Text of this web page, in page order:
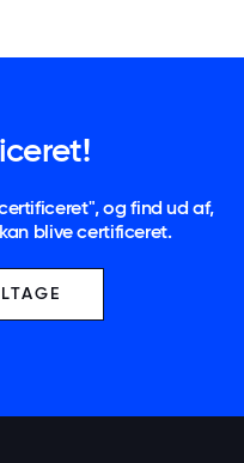
og find ud af,
blive certificeret.